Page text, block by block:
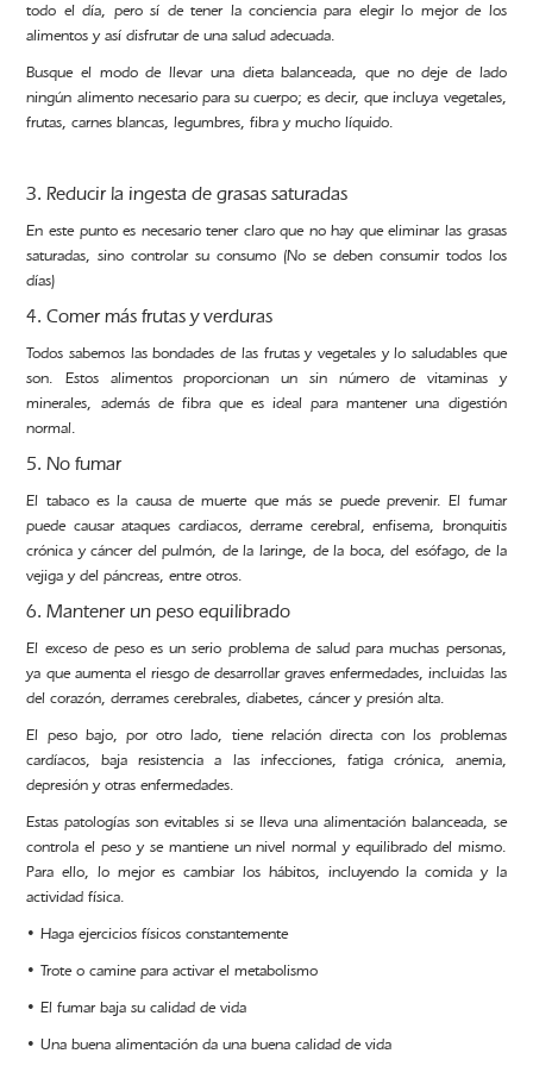
todo el día, pero sí de tener la conciencia para elegir lo mejor de los
alimentos y así disfrutar de una salud adecuada.
Busque el modo de llevar una dieta balanceada, que no deje de lado
ningún alimento necesario para su cuerpo; es decir, que incluya vegetales,
frutas, carnes blancas, legumbres, fibra y mucho líquido.
3. Reducir la ingesta de grasas saturadas
En este punto es necesario tener claro que no hay que eliminar las grasas
saturadas, sino controlar su consumo (No se deben consumir todos los
días)
4. Comer más frutas y verduras
Todos sabemos las bondades de las frutas y vegetales y lo saludables que
son. Estos alimentos proporcionan un sin número de vitaminas y
minerales, además de fibra que es ideal para mantener una digestión
normal.
5. No fumar
El tabaco es la causa de muerte que más se puede prevenir. El fumar
puede causar ataques cardiacos, derrame cerebral, enfisema, bronquitis
crónica y cáncer del pulmón, de la laringe, de la boca, del esófago, de la
vejiga y del páncreas, entre otros.
6. Mantener un peso equilibrado
El exceso de peso es un serio problema de salud para muchas personas,
ya que aumenta el riesgo de desarrollar graves enfermedades, incluidas las
del corazón, derrames cerebrales, diabetes, cáncer y presión alta.
El peso bajo, por otro lado, tiene relación directa con los problemas
cardíacos, baja resistencia a las infecciones, fatiga crónica, anemia,
depresión y otras enfermedades.
Estas patologías son evitables si se lleva una alimentación balanceada, se
controla el peso y se mantiene un nivel normal y equilibrado del mismo.
Para ello, lo mejor es cambiar los hábitos, incluyendo la comida y la
actividad física.
• Haga ejercicios físicos constantemente
• Trote o camine para activar el metabolismo
• El fumar baja su calidad de vida
• Una buena alimentación da una buena calidad de vida